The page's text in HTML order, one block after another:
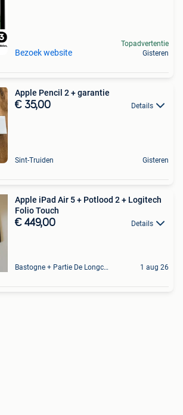
Bezoek website
Topadvertentie
Gisteren
Apple Pencil 2 + garantie
€ 35,00 Details
Sint-Truiden Gisteren
Apple iPad Air 5 + Potlood 2 + Logitech
Folio Touch
€ 449,00 Details
Bastogne + Partie De Longchamps Et Sibret 1 aug 26